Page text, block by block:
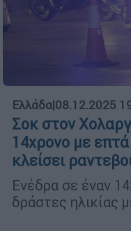
Ελλάδα|08.12.2025
Σοκ στον
14χρονο με επτά
κλείσει
Ενέδρα σε έναν
δράστες ηλικίας